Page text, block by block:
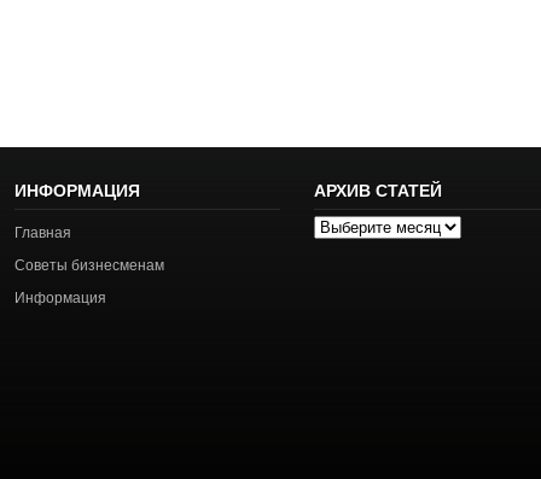
ИНФОРМАЦИЯ
Главная
Советы бизнесменам
Информация
АРХИВ СТАТЕЙ
Архив